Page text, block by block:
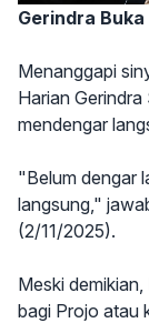
Gerindra
Menanggapi
Harian
mendengar
"Belum dengar
langsung,"
(2/11/2025).
Meski
bagi Projo atau